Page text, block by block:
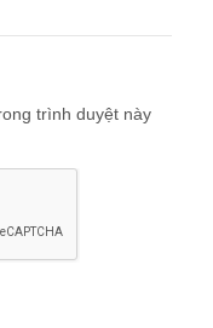
trình duyệt này